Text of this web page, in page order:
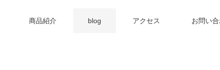
商品紹介 blog アクセス お問い